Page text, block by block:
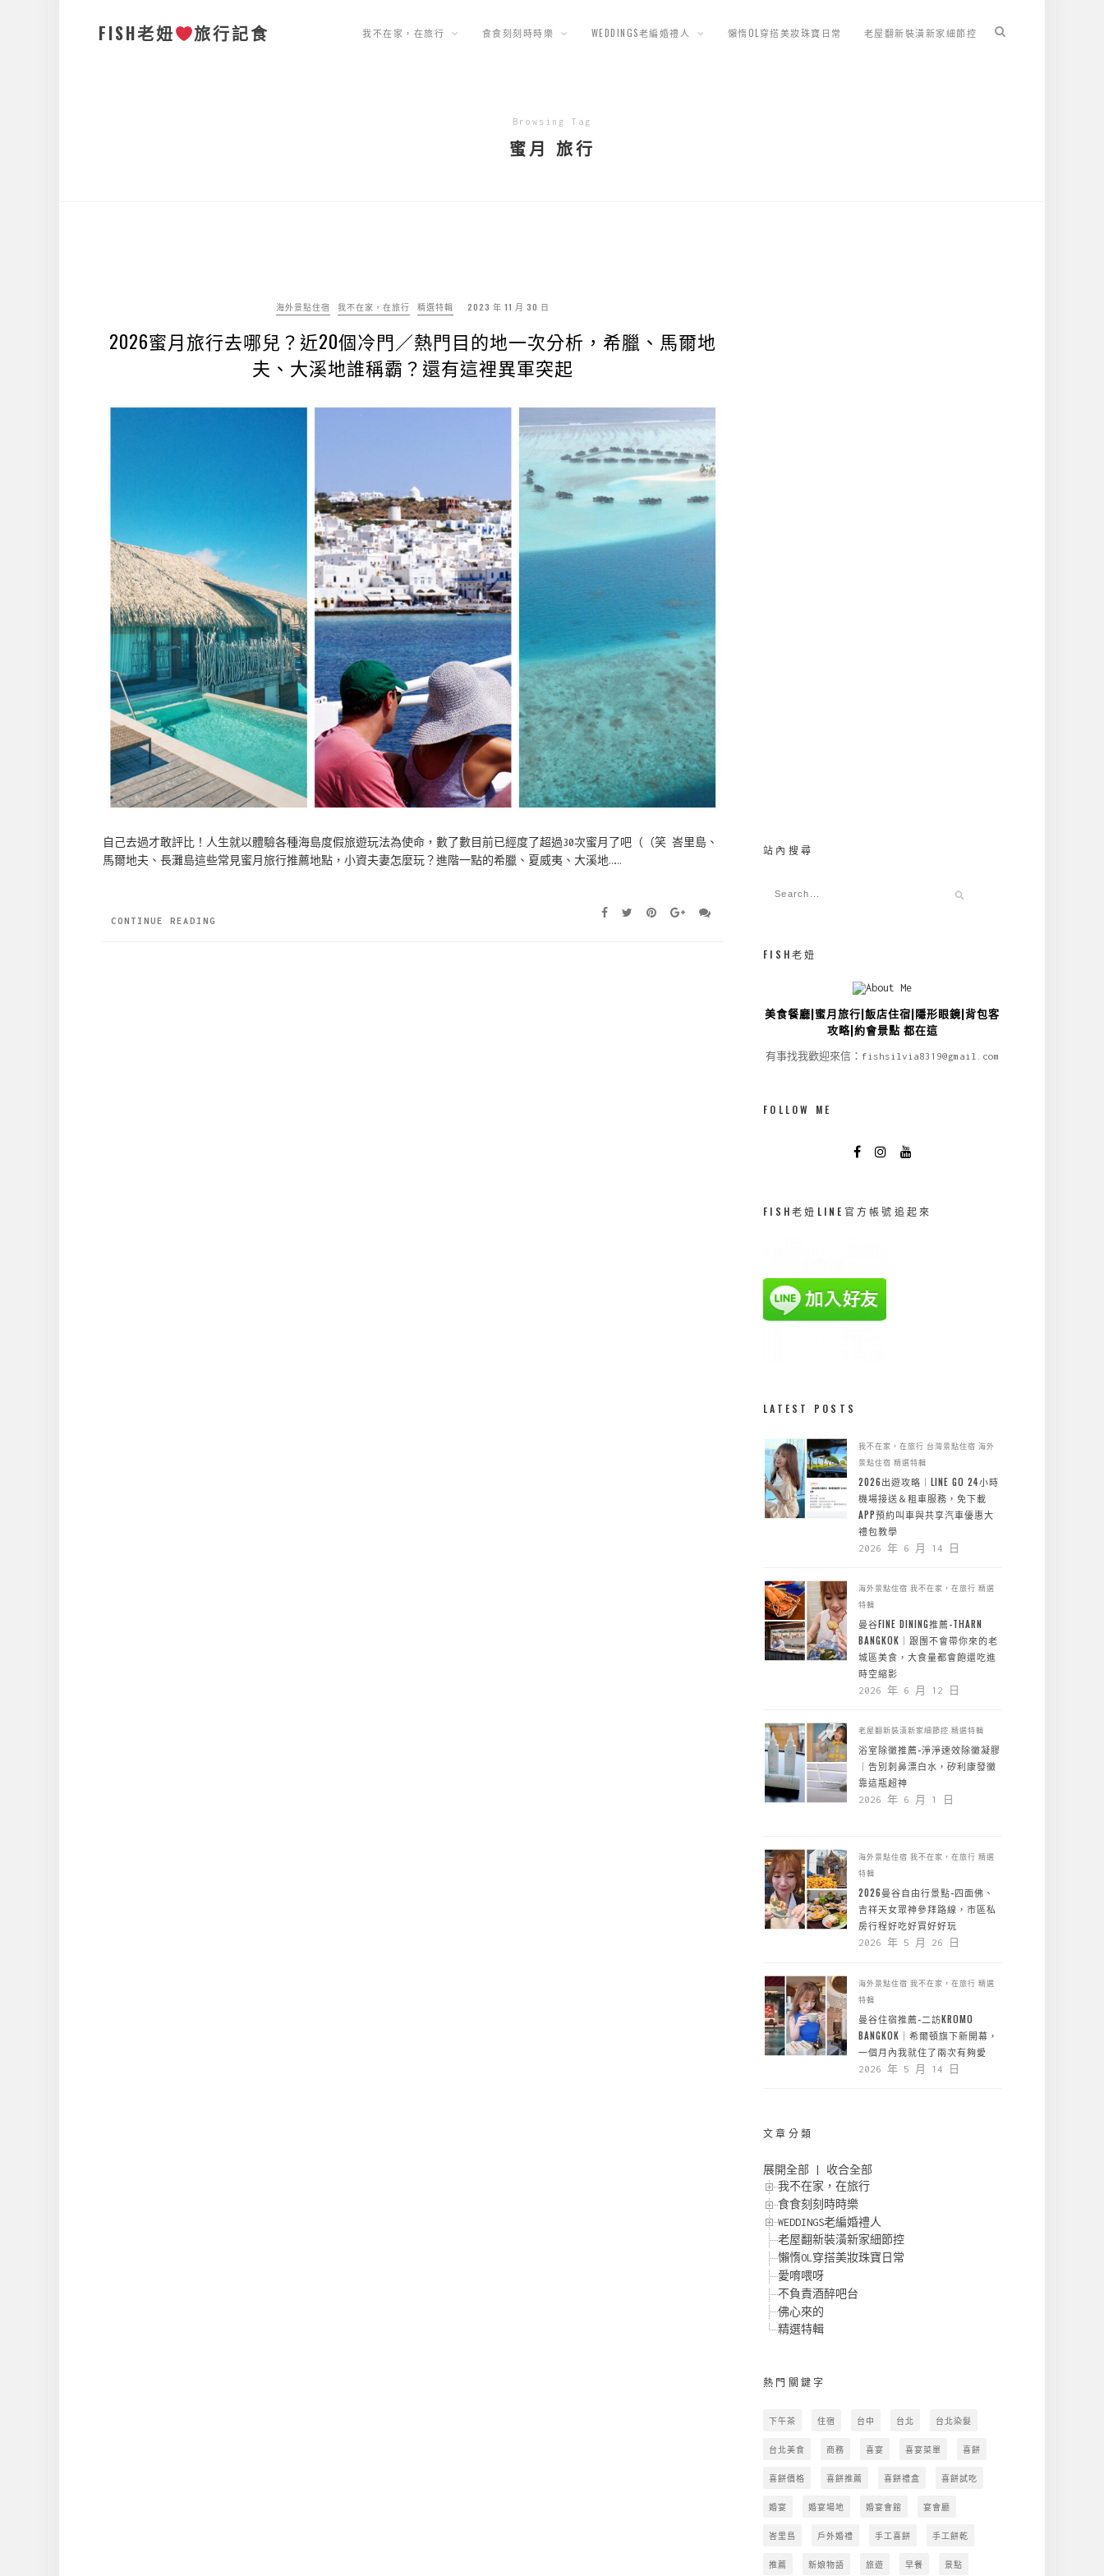
FISH老妞 旅行記食 我不在家，在旅行 食食刻刻時時樂 WEDDINGS老編婚禮人 懶惰OL穿搭美妝珠寶日常 老屋翻新裝潢新家細節控
Browsing Tag
蜜月 旅行
海外景點住宿 我不在家，在旅行 精選特輯 2023 年 11 月 30 日
2026蜜月旅行去哪兒？近20個冷門／熱門目的地一次分析，希臘、馬爾地
夫、大溪地誰稱霸？還有這裡異軍突起
自己去過才敢評比！人生就以體驗各種海島度假旅遊玩法為使命，數了數目前已經度了超過30次蜜月了吧（（笑 峇里島、
馬爾地夫、長灘島這些常見蜜月旅行推薦地點，小資夫妻怎麼玩？進階一點的希臘、夏威夷、大溪地……
CONTINUE READING
站內搜尋
FISH老妞
美食餐廳|蜜月旅行|飯店住宿|隱形眼鏡|背包客
攻略|約會景點 都在這
有事找我歡迎來信：fishsilvia8319@gmail.com
FOLLOW ME
FISH老妞LINE官方帳號追起來
LATEST POSTS
我不在家，在旅行 台灣景點住宿 海外
景點住宿 精選特輯
2026出遊攻略｜LINE GO 24小時
機場接送＆租車服務，免下載
APP預約叫車與共享汽車優惠大
禮包教學
2026 年 6 月 14 日
海外景點住宿 我不在家，在旅行 精選
特輯
曼谷FINE DINING推薦-THARN
BANGKOK｜跟團不會帶你來的老
城區美食，大食量都會飽還吃進
時空縮影
2026 年 6 月 12 日
老屋翻新裝潢新家細節控 精選特輯
浴室除黴推薦-淨淨速效除黴凝膠
｜告別刺鼻漂白水，矽利康發黴
靠這瓶超神
2026 年 6 月 1 日
海外景點住宿 我不在家，在旅行 精選
特輯
2026曼谷自由行景點-四面佛、
吉祥天女眾神參拜路線，市區私
房行程好吃好買好好玩
2026 年 5 月 26 日
海外景點住宿 我不在家，在旅行 精選
特輯
曼谷住宿推薦-二訪KROMO
BANGKOK｜希爾頓旗下新開幕，
一個月內我就住了兩次有夠愛
2026 年 5 月 14 日
文章分類
展開全部
收合全部
我不在家，在旅行
食食刻刻時時樂
WEDDINGS老編婚禮人
老屋翻新裝潢新家細節控
懶惰OL穿搭美妝珠寶日常
愛唷喂呀
不負責酒醉吧台
佛心來的
精選特輯
熱門關鍵字
下午茶 住宿 台中 台北 台北染髮
台北美食 商務 喜宴 喜宴菜單 喜餅
喜餅價格 喜餅推薦 喜餅禮盒 喜餅試吃
婚宴 婚宴場地 婚宴會館 宴會廳
峇里島 戶外婚禮 手工喜餅 手工餅乾
推薦 新娘物語 旅遊 早餐 景點